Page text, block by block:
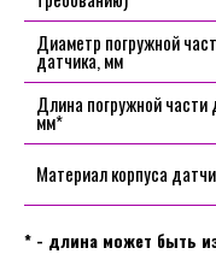
Диаметр погружной
датчика, мм
Длина погружной части
мм*
Материал корпуса
* - длина может быть